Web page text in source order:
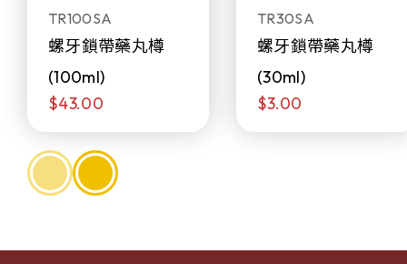
TR100SA
螺牙鎖帶藥丸樽
(100ml)
$43.00
TR30SA
螺牙鎖帶藥丸樽
(30ml)
$3.00